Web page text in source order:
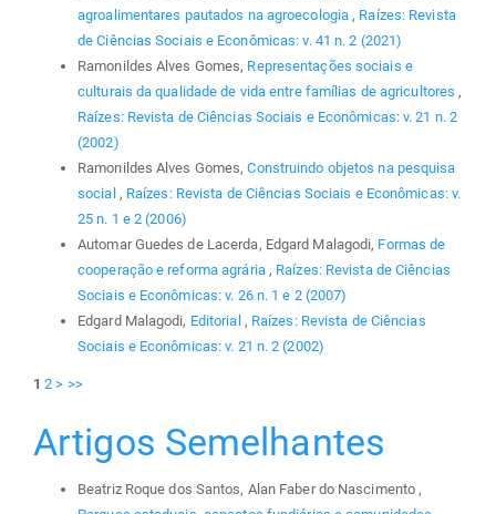
agroalimentares pautados na agroecologia , Raízes: Revista
de Ciências Sociais e Econômicas: v. 41 n. 2 (2021)
Ramonildes Alves Gomes, Representações sociais e
culturais da qualidade de vida entre famílias de agricultores ,
Raízes: Revista de Ciências Sociais e Econômicas: v. 21 n. 2
(2002)
Ramonildes Alves Gomes,Construindo objetos na pesquisa
social , Raízes: Revista de Ciências Sociais e Econômicas: v.
25 n. 1 e 2 (2006)
Automar Guedes de Lacerda, Edgard Malagodi, Formas de
cooperação e reforma agrária , Raízes: Revista de Ciências
Sociais e Econômicas: v. 26 n. 1 e 2 (2007)
Edgard Malagodi, Editorial , Raízes: Revista de Ciências
Sociais e Econômicas: v. 21 n. 2 (2002)
1 2 > >>
Artigos Semelhantes
Beatriz Roque dos Santos, Alan Faber do Nascimento ,